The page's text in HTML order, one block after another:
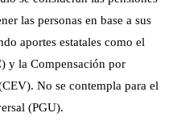
las personas en base a sus
aportes estatales como el
y la Compensación por
No se contempla para el
(PGU).